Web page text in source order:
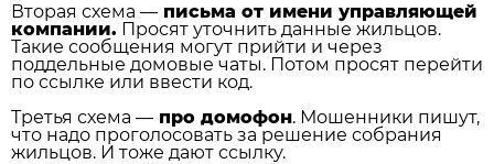
Вторая схема — письма от имени управляющей
компании. Просят уточнить данные жильцов.
Такие сообщения могут прийти и через
поддельные домовые чаты. Потом просят перейти
по ссылке или ввести код.
Третья схема — про домофон. Мошенники пишут,
что надо проголосовать за решение собрания
жильцов. И тоже дают ссылку.